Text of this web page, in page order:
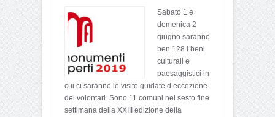
Sabato 1 e
domenica 2
giugno saranno
ben 128 i beni
culturali e
paesaggistici in
cui ci saranno le visite guidate d’eccezione
dei volontari. Sono 11 comuni nel sesto fine
settimana della XXIII edizione della